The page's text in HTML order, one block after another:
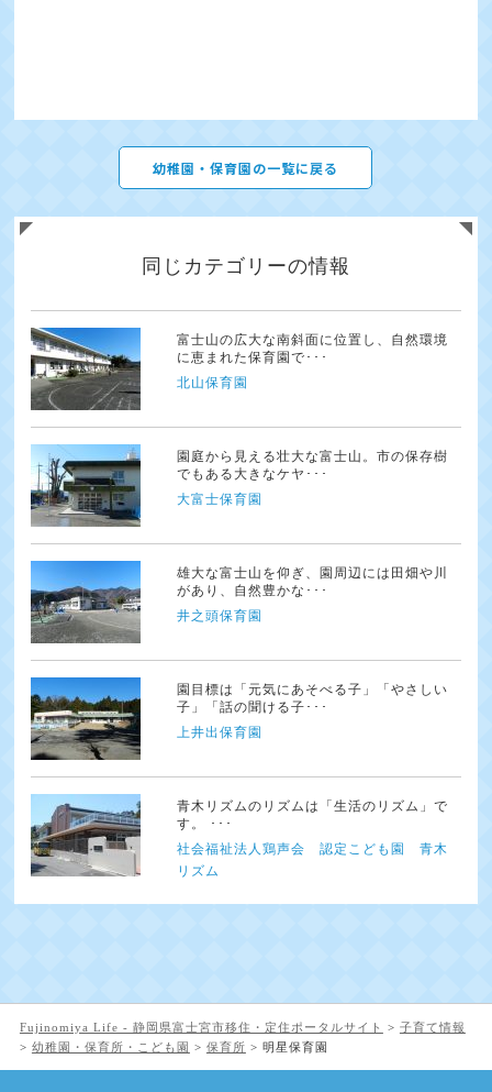
幼稚園・保育園の一覧に戻る
同じカテゴリーの情報
富士山の広大な南斜面に位置し、自然環境
に恵まれた保育園で･･･
北山保育園
園庭から見える壮大な富士山。市の保存樹
でもある大きなケヤ･･･
大富士保育園
雄大な富士山を仰ぎ、園周辺には田畑や川
があり、自然豊かな･･･
井之頭保育園
園目標は「元気にあそべる子」「やさしい
子」「話の聞ける子･･･
上井出保育園
青木リズムのリズムは「生活のリズム」で
す。 ･･･
社会福祉法人鶏声会 認定こども園 青木
リズム
Fujinomiya Life - 静岡県富士宮市移住・定住ポータルサイト > 子育て情報
> 幼稚園・保育所・こども園 > 保育所 > 明星保育園